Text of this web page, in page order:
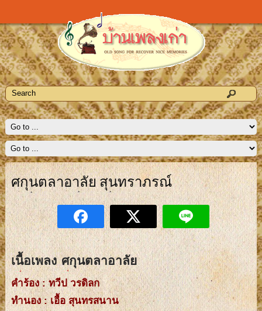
ศกุนตลาอาลัย สุนทราภรณ์
เนื้อเพลง ศกุนตลาอาลัย
คำร้อง : ทวีป วรดิลก
ทำนอง : เอื้อ สุนทรสนาน